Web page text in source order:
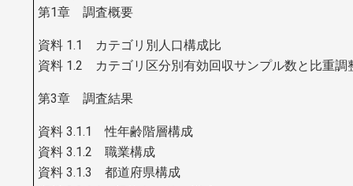
第1章 調査概要
資料 1.1 カテゴリ別人口構成比
資料 1.2 カテゴリ区分別有効回収サンプル数と比重調
第3章 調査結果
資料 3.1.1 性年齢階層構成
資料 3.1.2 職業構成
資料 3.1.3 都道府県構成